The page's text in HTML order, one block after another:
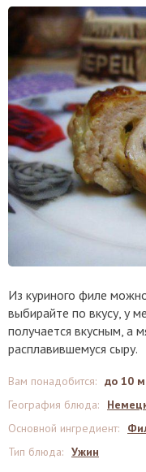
Из куриного филе
выбирайте по вкусу, у
получается вкусным, а
расплавившемуся сыру.
Вам понадобится: до 10
География блюда:
Основной ингредиент:
Тип блюда: Ужин